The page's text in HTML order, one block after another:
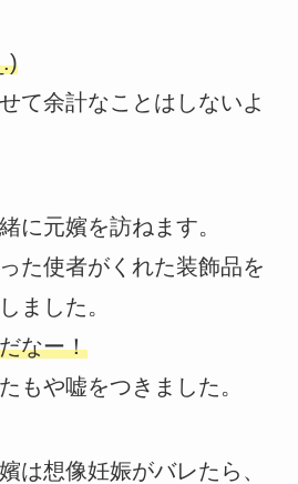
て余計なことはしないよ
に元嬪を訪ねます。
た使者がくれた装飾品を
ました。
なー！
もや嘘をつきました。
は想像妊娠がバレたら、